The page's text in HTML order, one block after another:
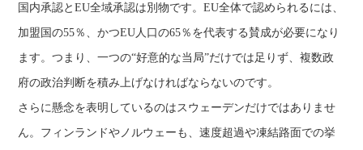
国内承認とEU全域承認は別物です。EU全体で認められるには、
加盟国の55％、かつEU人口の65％を代表する賛成が必要になり
ます。つまり、一つの“好意的な当局”だけでは足りず、複数政
府の政治判断を積み上げなければならないのです。
さらに懸念を表明しているのはスウェーデンだけではありませ
ん。フィンランドやノルウェーも、速度超過や凍結路面での挙